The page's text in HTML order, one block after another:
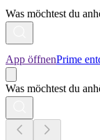
Was möchtest du
App öffnenPrime
Was möchtest du